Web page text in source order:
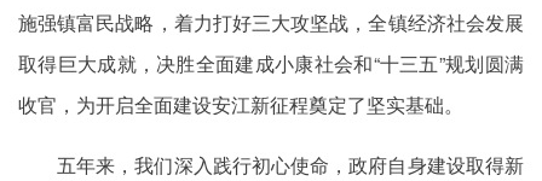
施强镇富民战略，着力打好三大攻坚战，全镇经济社会发展
取得巨大成就，决胜全面建成小康社会和“十三五”规划圆满
收官，为开启全面建设安江新征程奠定了坚实基础。
五年来，我们深入践行初心使命，政府自身建设取得新